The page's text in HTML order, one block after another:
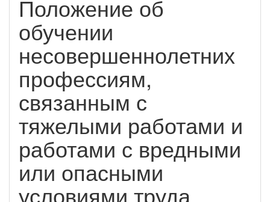
Положение об
обучении
несовершеннолетних
профессиям,
связанным с
тяжелыми работами и
работами с вредными
или опасными
условиями труда